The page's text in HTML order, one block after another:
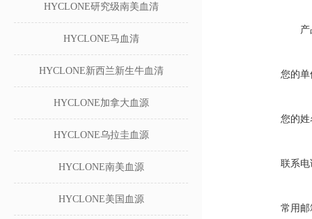
HYCLONE研究级南美血清
HYCLONE马血清
HYCLONE新西兰新生牛血清
HYCLONE加拿大血源
HYCLONE乌拉圭血源
HYCLONE南美血源
HYCLONE美国血源
您的单
您的姓
联系电
常用邮